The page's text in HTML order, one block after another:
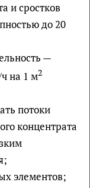
и сростков
до 20
—
на 1 м2
потоки
концентрата
элементов;